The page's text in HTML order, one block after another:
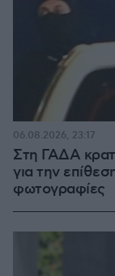
Στη ΓΑΔΑ
για την
φωτογραφίες
06.08.2026, 23:17